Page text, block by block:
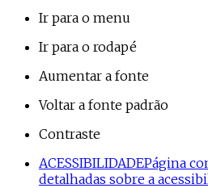
Ir para o menu
Ir para o rodapé
Aumentar a fonte
Voltar a fonte padrão
Contraste
ACESSIBILIDADEPágina
detalhadas sobre a